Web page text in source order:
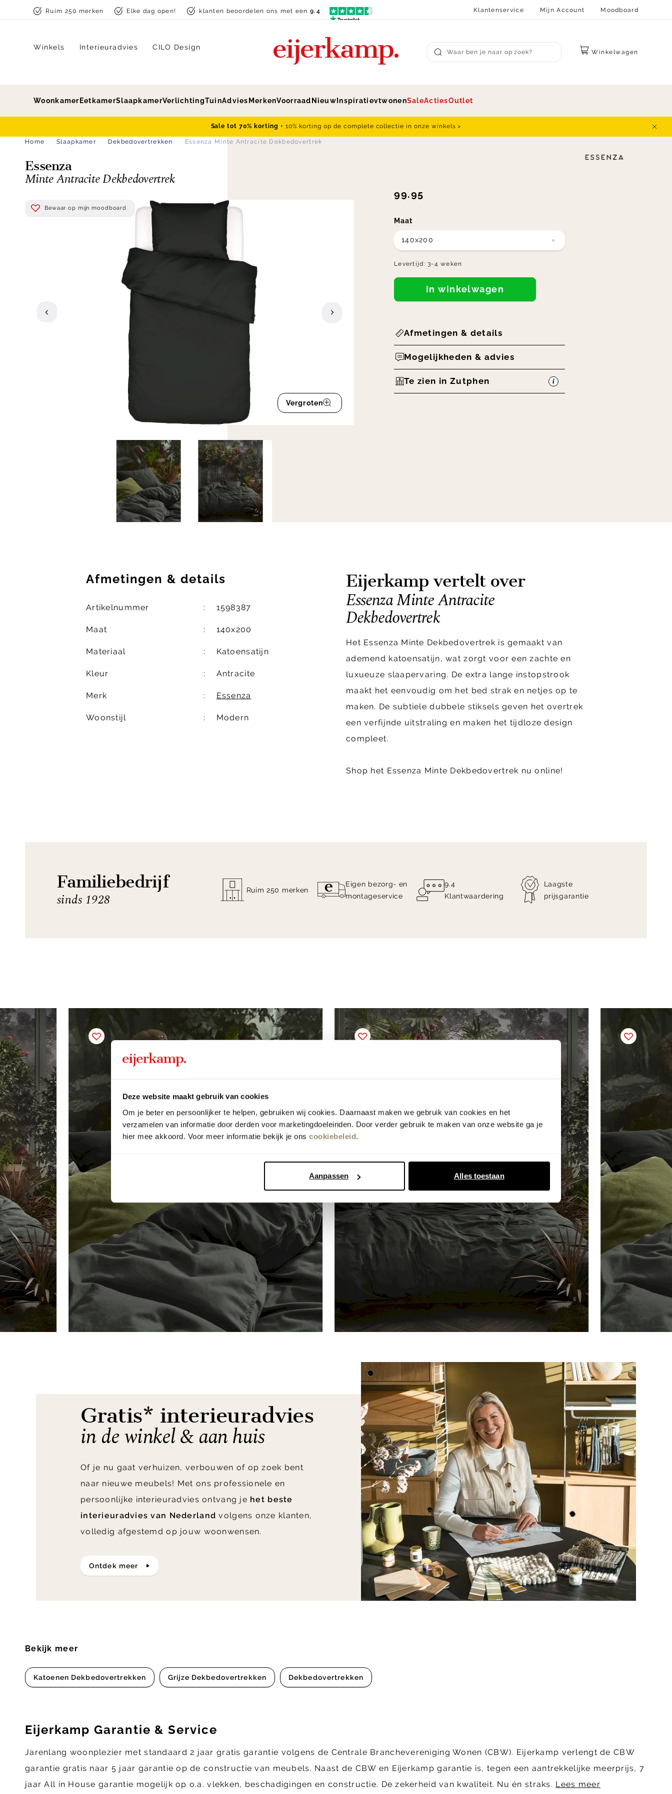
Deze website maakt gebruik van cookies
Om je beter en persoonlijker te helpen, gebruiken wij cookies. Daarnaast maken we gebruik van cookies en het
verzamelen van informatie door derden voor marketingdoeleinden. Door verder gebruik te maken van onze website ga je
hier mee akkoord. Voor meer informatie bekijk je ons cookiebeleid.
Aanpassen Alles toestaan
Skip to contentRuim 250 merken Elke dag open! klanten beoordelen ons met een9.4 Klantenservice Mijn Account Moodboard
Submit search
Winkelwagen
Winkels Interieuradvies CILO Design
Woonkamer EetkamerSlaapkamerVerlichtingTuinAdvies MerkenVoorraad Nieuw InspiratievtwonenSaleActiesOutlet
Sale tot 70% korting + 10% korting op de complete collectie in onze winkels >
Home
Slaapkamer Dekbedovertrekken Essenza Minte Antracite Dekbedovertrek
Essenza
Minte Antracite Dekbedovertrek
Bewaar op mijn moodboard
Vergroten
99.95
Maat
140x200
Levertijd:3-4 weken
In winkelwagen
Afmetingen & details
Mogelijkheden & advies
Te zien in Zutphen
Afmetingen & details
Artikelnummer 1598387
Maat 140x200
Materiaal Katoensatijn
Kleur Antracite
Merk Essenza
Woonstijl Modern
Eijerkamp vertelt over
Essenza Minte Antracite
Dekbedovertrek
Het Essenza Minte Dekbedovertrek is gemaakt van
ademend katoensatijn, wat zorgt voor een zachte en
luxueuze slaapervaring. De extra lange instopstrook
maakt het eenvoudig om het bed strak en netjes op te
maken. De subtiele dubbele stiksels geven het overtrek
een verfijnde uitstraling en maken het tijdloze design
compleet.
Shop het Essenza Minte Dekbedovertrek nu online!
Familiebedrijf
sinds 1928
Ruim 250 merken
Eigen bezorg- en
montageservice
9.4
Klantwaardering
Laagste
prijsgarantie
Gratis* interieuradvies
in de winkel & aan huis
Of je nu gaat verhuizen, verbouwen of op zoek bent
naar nieuwe meubels! Met ons professionele en
persoonlijke interieuradvies ontvang je het beste
interieuradvies van Nederland volgens onze klanten,
volledig afgestemd op jouw woonwensen.
ontdek meer
Bekijk meer
Katoenen Dekbedovertrekken Grijze Dekbedovertrekken Dekbedovertrekken
Eijerkamp Garantie & Service
Jarenlang woonplezier met standaard 2 jaar gratis garantie volgens de Centrale Branchevereniging Wonen (CBW). Eijerkamp verlengt de CBW
garantie gratis naar 5 jaar garantie op de constructie van meubels. Naast de CBW en Eijerkamp garantie is, tegen een aantrekkelijke meerprijs, 7
jaar All in House garantie mogelijk op o.a. vlekken, beschadigingen en constructie. De zekerheid van kwaliteit. Nu én straks. Lees meer